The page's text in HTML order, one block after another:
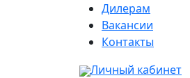
Дилерам
Вакансии
Контакты
Личный кабинет